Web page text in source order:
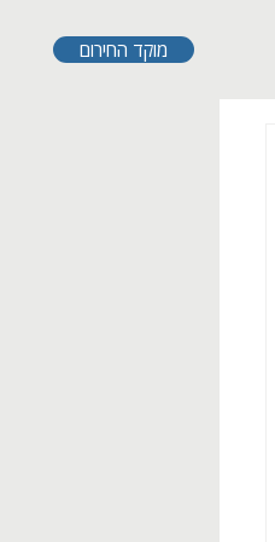
מוקד החירום